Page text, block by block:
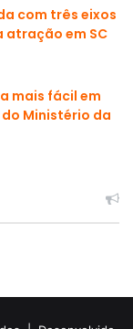
com três eixos
atração em SC
mais fácil em
Ministério da